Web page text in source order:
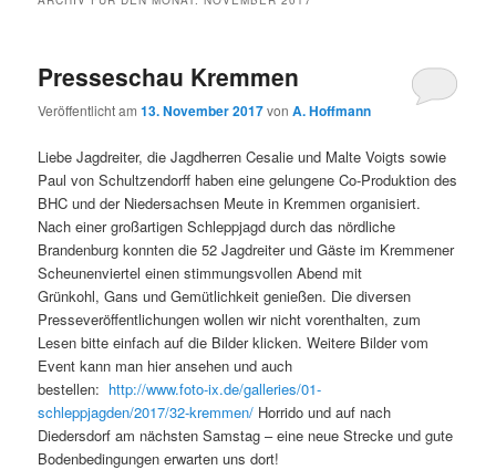
Presseschau Kremmen
Veröffentlicht am13. November 2017vonA. Hoffmann
Liebe Jagdreiter, die Jagdherren Cesalie und Malte Voigts sowie
Paul von Schultzendorff haben eine gelungene Co-Produktion des
BHC und der Niedersachsen Meute in Kremmen organisiert.
Nach einer großartigen Schleppjagd durch das nördliche
Brandenburg konnten die 52 Jagdreiter und Gäste im Kremmener
Scheunenviertel einen stimmungsvollen Abend mit
Grünkohl, Gans und Gemütlichkeit genießen. Die diversen
Presseveröffentlichungen wollen wir nicht vorenthalten, zum
Lesen bitte einfach auf die Bilder klicken. Weitere Bilder vom
Event kann man hier ansehen und auch
bestellen: http://www.foto-ix.de/galleries/01-
schleppjagden/2017/32-kremmen/ Horrido und auf nach
Diedersdorf am nächsten Samstag – eine neue Strecke und gute
Bodenbedingungen erwarten uns dort!